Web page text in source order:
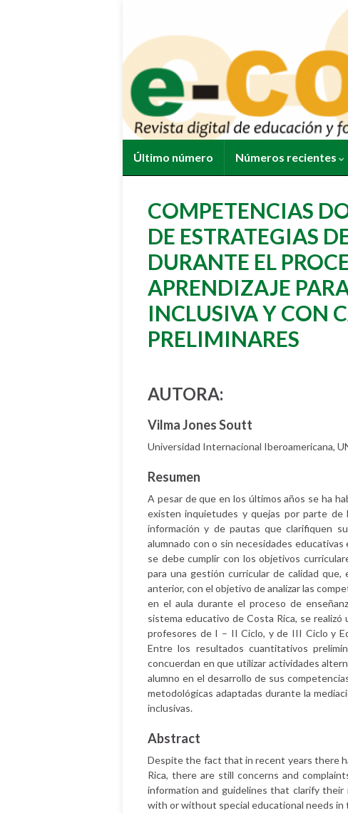
Último número Números recientes
COMPETENCIAS
DE ESTRATEGIAS
DURANTE EL
APRENDIZAJE
INCLUSIVA Y CON
PRELIMINARES
AUTORA:
Vilma Jones Soutt
Universidad Internacional Iberoamericana,
Resumen
A pesar de que en los últimos años se ha
existen inquietudes y quejas por parte
información y de pautas que clarifiquen
alumnado con o sin necesidades
se debe cumplir con los objetivos
para una gestión curricular de calidad
anterior, con el objetivo de analizar las
en el aula durante el proceso de
sistema educativo de Costa Rica, se
profesores de I – II Ciclo, y de III Ciclo y
Entre los resultados cuantitativos
concuerdan en que utilizar actividades
alumno en el desarrollo de sus
metodológicas adaptadas durante la
inclusivas.
Abstract
Despite the fact that in recent years there
Rica, there are still concerns and
information and guidelines that clarify
with or without special educational needs in